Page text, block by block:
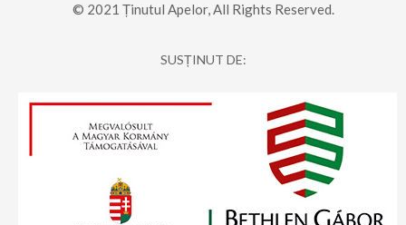
© 2021 Ținutul Apelor, All Rights Reserved.
SUSȚINUT DE: